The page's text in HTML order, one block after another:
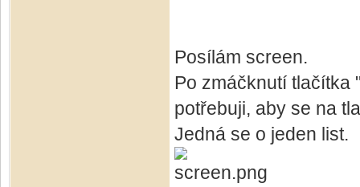
Posílám screen.
Po zmáčknutí tlačítka
potřebuji, aby se na
Jedná se o jeden list.